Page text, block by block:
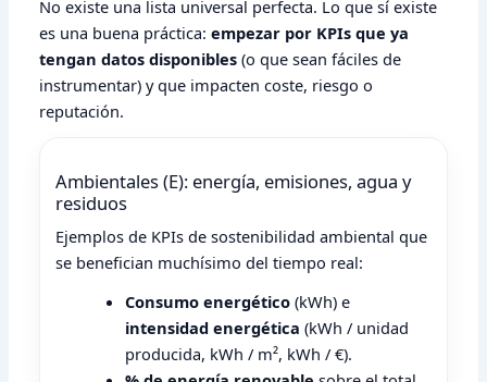
No existe una lista universal perfecta. Lo que sí existe
es una buena práctica:empezar por KPIs que ya
tengan datos disponibles (o que sean fáciles de
instrumentar) y que impacten coste, riesgo o
reputación.
Ambientales (E): energía, emisiones, agua y
residuos
Ejemplos de KPIs de sostenibilidad ambiental que
se benefician muchísimo del tiempo real:
Consumo energético (kWh) e
intensidad energética (kWh / unidad
producida, kWh / m², kWh / €).